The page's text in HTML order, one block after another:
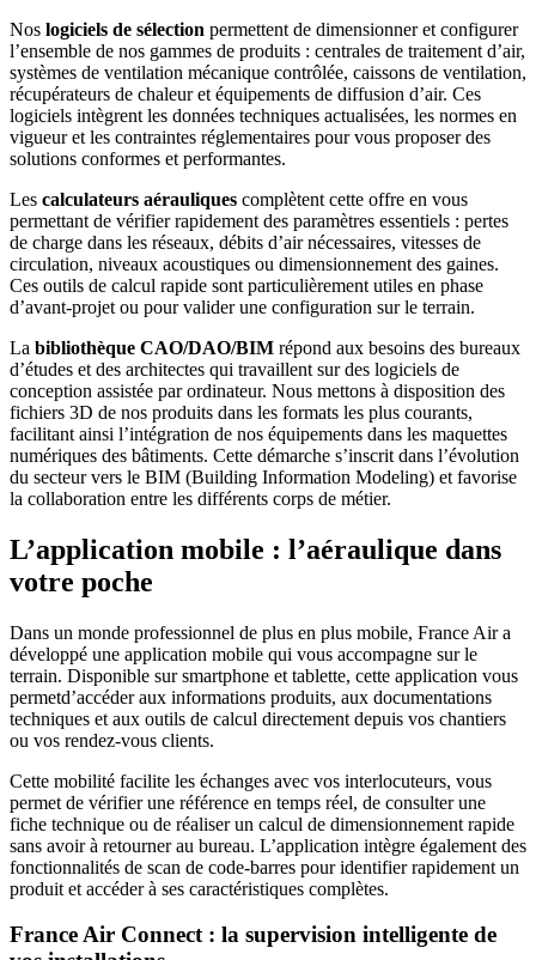
Nos logiciels de sélection permettent de dimensionner et configurer
l’ensemble de nos gammes de produits : centrales de traitement d’air,
systèmes de ventilation mécanique contrôlée, caissons de ventilation,
récupérateurs de chaleur et équipements de diffusion d’air. Ces
logiciels intègrent les données techniques actualisées, les normes en
vigueur et les contraintes réglementaires pour vous proposer des
solutions conformes et performantes.
Les calculateurs aérauliques complètent cette offre en vous
permettant de vérifier rapidement des paramètres essentiels : pertes
de charge dans les réseaux, débits d’air nécessaires, vitesses de
circulation, niveaux acoustiques ou dimensionnement des gaines.
Ces outils de calcul rapide sont particulièrement utiles en phase
d’avant-projet ou pour valider une configuration sur le terrain.
La bibliothèque CAO/DAO/BIM répond aux besoins des bureaux
d’études et des architectes qui travaillent sur des logiciels de
conception assistée par ordinateur. Nous mettons à disposition des
fichiers 3D de nos produits dans les formats les plus courants,
facilitant ainsi l’intégration de nos équipements dans les maquettes
numériques des bâtiments. Cette démarche s’inscrit dans l’évolution
du secteur vers le BIM (Building Information Modeling) et favorise
la collaboration entre les différents corps de métier.
L’application mobile : l’aéraulique dans
votre poche
Dans un monde professionnel de plus en plus mobile, France Air a
développé une application mobile qui vous accompagne sur le
terrain. Disponible sur smartphone et tablette, cette application vous
permetd’accéder aux informations produits, aux documentations
techniques et aux outils de calcul directement depuis vos chantiers
ou vos rendez-vous clients.
Cette mobilité facilite les échanges avec vos interlocuteurs, vous
permet de vérifier une référence en temps réel, de consulter une
fiche technique ou de réaliser un calcul de dimensionnement rapide
sans avoir à retourner au bureau. L’application intègre également des
fonctionnalités de scan de code-barres pour identifier rapidement un
produit et accéder à ses caractéristiques complètes.
France Air Connect : la supervision intelligente de